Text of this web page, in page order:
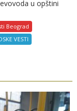
u opštini
Beograd
VESTI